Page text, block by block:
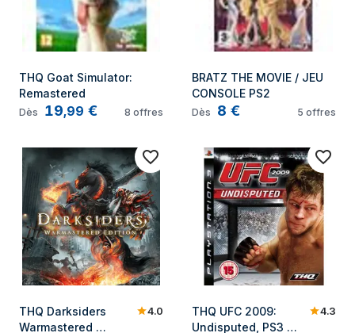
THQ Goat Simulator:
Remastered
Dès 19,99 € 8 offres
BRATZ THE MOVIE / JEU
CONSOLE PS2
Dès 8 € 5 offres
THQ Darksiders
Warmastered
4.0
THQ UFC 2009:
Undisputed, PS3
4.3